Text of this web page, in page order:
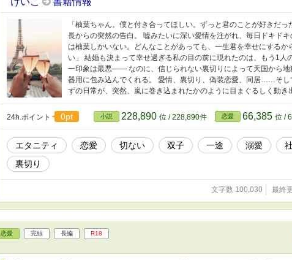
「柚葉ちゃん。僕と付き合ってほしい。ずっと君のことが好きだ
長からの突然の告白。 嘘みたいに深い愛情を注がれ、毎日ドキド
は柚葉しかいない。どんなことがあっても、一生君を幸せにする
い」 結婚も決まって幸せ過ぎる私の目の前に現れたのは、もう1人
一印象は最悪―― なのに、信じられない裏切りによって天国から地
器用に包み込んでくれる。 愛情、裏切り、偽装恋愛、同居……そし
ずの日常が、突然、嵐に巻き込まれたかのように目まぐるしく動
24h.ポイント 0pt 小説 228,890 位 / 228,890件 恋愛 66,385 位 /
エタニティ 恋愛 切ない 双子 一途 溺愛
裏切り
文字数 100,030 最終
恋愛 完結 長編 R18